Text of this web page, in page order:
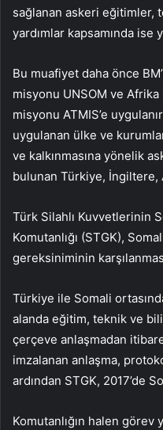
sağlanan askeri eğitimler,
yardımlar kapsamında ise
Bu muafiyet daha önce
misyonu UNSOM ve Afrika
misyonu ATMIS’e
uygulanan ülke ve
ve kalkınmasına yönelik
bulunan Türkiye, İngiltere,
Türk Silahlı Kuvvetlerinin
Komutanlığı (STGK),
gereksiniminin
Türkiye ile Somali
alanda eğitim, teknik ve
çerçeve anlaşmadan
imzalanan anlaşma,
ardından STGK, 2017’de
Komutanlığın halen görev